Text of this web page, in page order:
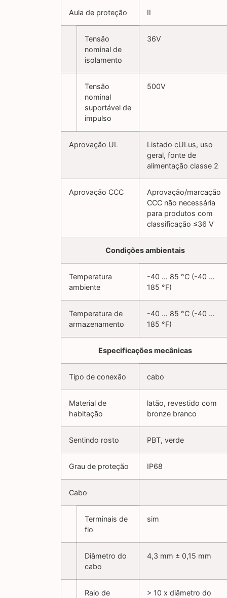
Aula de proteção II
Tensão
nominal de
isolamento
36V
Tensão
nominal
suportável de
impulso
500V
Aprovação UL
Listado cULus, uso
geral, fonte de
alimentação classe 2
Aprovação CCC
Aprovação/marcação
CCC não necessária
para produtos com
classificação ≤36 V
Condições ambientais
Temperatura
ambiente
-40 … 85 °C (-40 …
185 °F)
Temperatura de
armazenamento
-40 … 85 °C (-40 …
185 °F)
Especificações mecânicas
Tipo de conexão cabo
Material de
habitação
latão, revestido com
bronze branco
Sentindo rosto PBT, verde
Grau de proteção IP68
Cabo
Terminais de
fio
sim
Diâmetro do
cabo
4,3 mm ± 0,15 mm
Raio de
> 10 x diâmetro do